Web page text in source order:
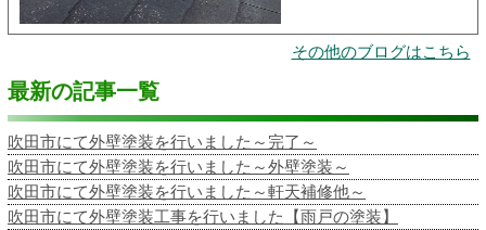
その他のブログはこちら
最新の記事一覧
吹田市にて外壁塗装を行いました～完了～
吹田市にて外壁塗装を行いました～外壁塗装～
吹田市にて外壁塗装を行いました～軒天補修他～
吹田市にて外壁塗装工事を行いました【雨戸の塗装】